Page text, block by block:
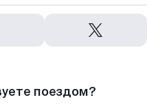
поездом?